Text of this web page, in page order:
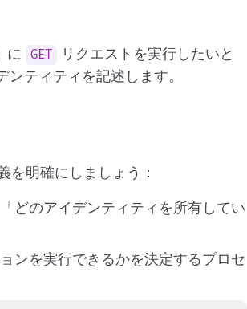
に GET
リクエストを実行したいと
ティティを記述します。
を明確にしましょう：
どのアイデンティティを所有してい
ンを実行できるかを決定するプロセ